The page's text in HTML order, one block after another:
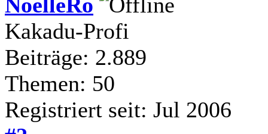
Kakadu-Profi
Beiträge: 2.889
Themen: 50
Registriert seit: Jul 2006